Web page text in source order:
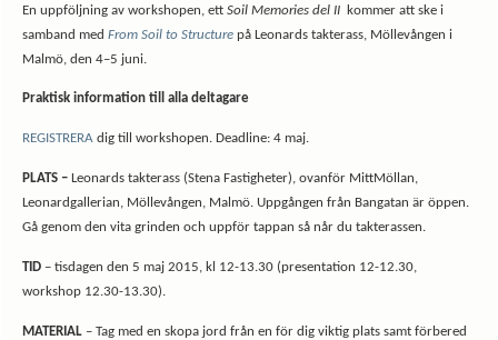
En uppföljning av workshopen, ett Soil Memories del IIkommer att ske i
samband med From Soil to Structurepå Leonards takterass, Möllevången i
Malmö, den 4–5 juni.
Praktisk information till alla deltagare
REGISTRERAdig till workshopen. Deadline: 4 maj.
PLATS –Leonards takterass (Stena Fastigheter), ovanför MittMöllan,
Leonardgallerian, Möllevången, Malmö. Uppgången från Bangatan är öppen.
Gå genom den vita grinden och uppför tappan så når du takterassen.
TID – tisdagen den 5 maj 2015, kl 12-13.30 (presentation 12-12.30,
workshop 12.30-13.30).
MATERIAL – Tag med en skopa jord från en för dig viktig plats samt förbered